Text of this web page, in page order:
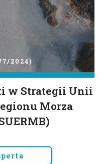
2024)
w Strategii Unii
Morza